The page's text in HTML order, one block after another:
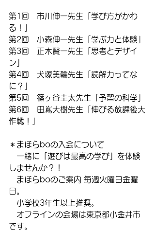
第1回　市川伸一先生「学び方がかわ
る！」
第2回　小森伸一先生「学ぶ力と体験」
第3回　正木賢一先生「思考とデザイ
ン」
第4回　犬塚美輪先生「読解力ってな
に？」
第5回　篠ヶ谷圭太先生「予習の科学」
第6回　田嶌大樹先生「伸びる放課後大
作戦！」
＊まほらboの入会について
一緒に「遊びは最高の学び」を体験
しませんか？！
まほらboのご案内 毎週火曜日金曜
日。
小学校3年生以上推奨。
オフラインの会場は東京都小金井市
です。